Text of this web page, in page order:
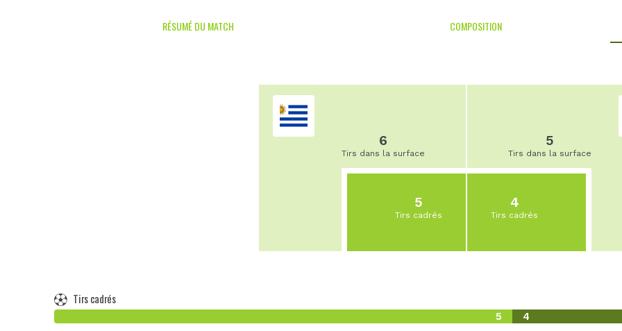
RÉSUMÉ DU MATCH COMPOSITION
6
Tirs dans la surface
5
Tirs cadrés
5
Tirs dans la surface
4
Tirs cadrés
Tirs cadrés
5 4